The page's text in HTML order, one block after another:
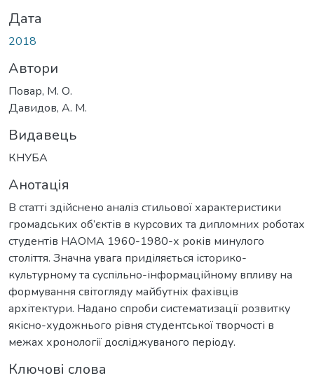
Дата
2018
Автори
Повар, М. О.
Давидов, А. М.
Видавець
КНУБА
Анотація
В статті здійснено аналіз стильової характеристики
громадських об’єктів в курсових та дипломних роботах
студентів НАОМА 1960-1980-х років минулого
століття. Значна увага приділяється історико-
культурному та суспільно-інформаційному впливу на
формування світогляду майбутніх фахівців
архітектури. Надано спроби систематизації розвитку
якісно-художнього рівня студентської творчості в
межах хронології досліджуваного періоду.
Ключові слова